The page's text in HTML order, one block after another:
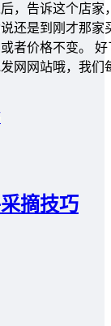
，告诉这个店
还是到刚才那
者价格不变。
网网站哦，我
摘技巧